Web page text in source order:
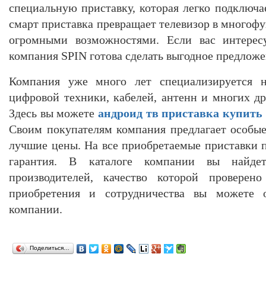
специальную приставку, которая легко
смарт приставка превращает телевизор в
огромными возможностями. Если вас
компания SPIN готова сделать выгодное
Компания уже много лет специализируется
цифровой техники, кабелей, антенн и многих
Здесь вы можете андроид тв приставка купить
Своим покупателям компания предлагает
лучшие цены. На все приобретаемые приставки
гарантия. В каталоге компании вы
производителей, качество которой
приобретения и сотрудничества вы можете
компании.
Поделиться…